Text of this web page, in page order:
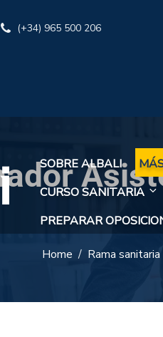
(+34) 965 500 206
SOBRE ALBALI
CURSO SANITARIA
PREPARAR
Home Rama sanitaria